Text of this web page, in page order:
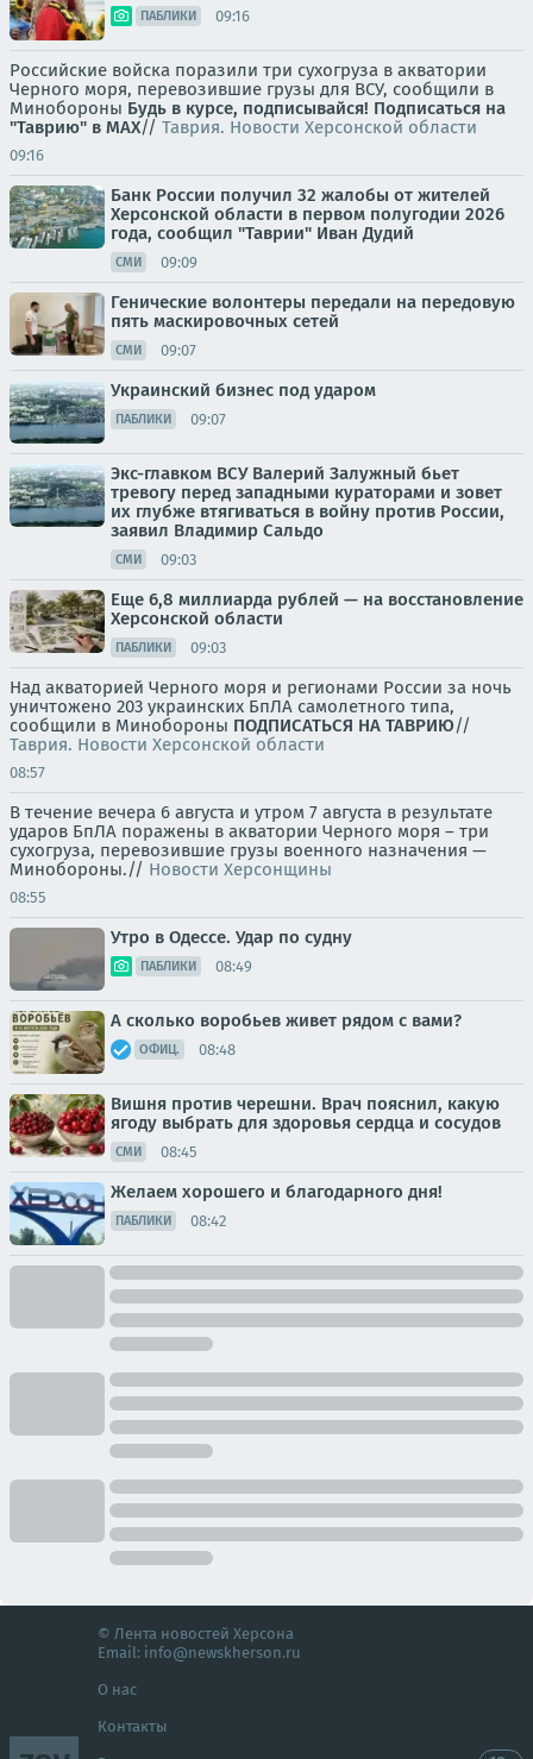
ПАБЛИКИ 09:16
Российские войска поразили три сухогруза в акватории
Черного моря, перевозившие грузы для ВСУ, сообщили в
Минобороны Будь в курсе, подписывайся! Подписаться на
"Таврию" в MAX// Таврия. Новости Херсонской области
09:16
Банк России получил 32 жалобы от жителей
Херсонской области в первом полугодии 2026
года, сообщил "Таврии" Иван Дудий
СМИ 09:09
Генические волонтеры передали на передовую
пять маскировочных сетей
СМИ 09:07
Украинский бизнес под ударом
ПАБЛИКИ 09:07
Экс-главком ВСУ Валерий Залужный бьет
тревогу перед западными кураторами и зовет
их глубже втягиваться в войну против России,
заявил Владимир Сальдо
СМИ 09:03
Еще 6,8 миллиарда рублей — на восстановление
Херсонской области
ПАБЛИКИ 09:03
Над акваторией Черного моря и регионами России за ночь
уничтожено 203 украинских БпЛА самолетного типа,
сообщили в Минобороны ПОДПИСАТЬСЯ НА ТАВРИЮ//
Таврия. Новости Херсонской области
08:57
В течение вечера 6 августа и утром 7 августа в результате
ударов БпЛА поражены в акватории Черного моря – три
сухогруза, перевозившие грузы военного назначения —
Минобороны.// Новости Херсонщины
08:55
Утро в Одессе. Удар по судну
ПАБЛИКИ 08:49
А сколько воробьев живет рядом с вами?
ОФИЦ. 08:48
Вишня против черешни. Врач пояснил, какую
ягоду выбрать для здоровья сердца и сосудов
СМИ 08:45
Желаем хорошего и благодарного дня!
ПАБЛИКИ 08:42
© Лента новостей Херсона
Email: info@newskherson.ru
О нас
Контакты